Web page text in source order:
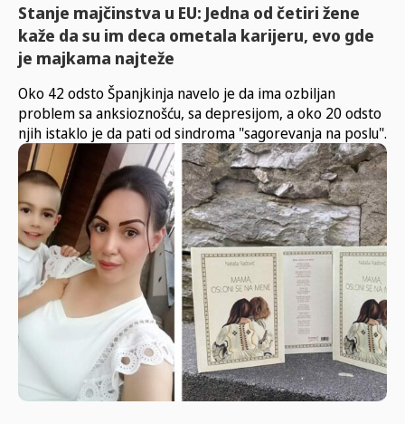
Stanje majčinstva u EU: Jedna od četiri žene
kaže da su im deca ometala karijeru, evo gde
je majkama najteže
Oko 42 odsto Španjkinja navelo je da ima ozbiljan
problem sa anksioznošću, sa depresijom, a oko 20 odsto
njih istaklo je da pati od sindroma "sagorevanja na poslu".